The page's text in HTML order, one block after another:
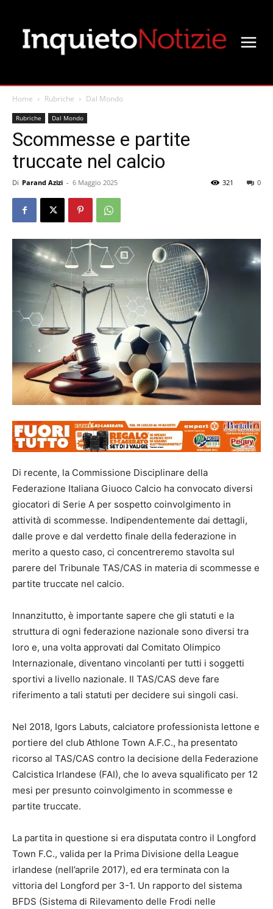
Home Rubriche Dal Mondo
Rubriche Dal Mondo
Scommesse e partite
truccate nel calcio
Di Parand Azizi - 6 Maggio 2025 0
321
Di recente, la Commissione Disciplinare della
Federazione Italiana Giuoco Calcio ha convocato diversi
giocatori di Serie A per sospetto coinvolgimento in
attività di scommesse. Indipendentemente dai dettagli,
dalle prove e dal verdetto finale della federazione in
merito a questo caso, ci concentreremo stavolta sul
parere del Tribunale TAS/CAS in materia di scommesse e
partite truccate nel calcio.
Innanzitutto, è importante sapere che gli statuti e la
struttura di ogni federazione nazionale sono diversi tra
loro e, una volta approvati dal Comitato Olimpico
Internazionale, diventano vincolanti per tutti i soggetti
sportivi a livello nazionale. Il TAS/CAS deve fare
riferimento a tali statuti per decidere sui singoli casi.
Nel 2018, Igors Labuts, calciatore professionista lettone e
portiere del club Athlone Town A.F.C., ha presentato
ricorso al TAS/CAS contro la decisione della Federazione
Calcistica Irlandese (FAI), che lo aveva squalificato per 12
mesi per presunto coinvolgimento in scommesse e
partite truccate.
La partita in questione si era disputata contro il Longford
Town F.C., valida per la Prima Divisione della League
irlandese (nell’aprile 2017), ed era terminata con la
vittoria del Longford per 3-1. Un rapporto del sistema
BFDS (Sistema di Rilevamento delle Frodi nelle